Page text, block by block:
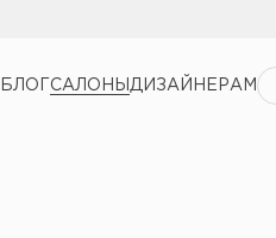
БЛОГСАЛОНЫ ДИЗАЙНЕРАМ